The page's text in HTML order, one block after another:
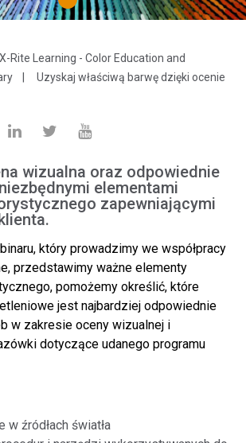
1
X-Rite Learning - Color Education and
Uzyskaj właściwą barwę dzięki ocenie
wizualna oraz odpowiednie
elementami
zapewniającymi
który prowadzimy we współpracy
przedstawimy ważne elementy
pomożemy określić, które
jest najbardziej odpowiednie
w zakresie oceny wizualnej i
dotyczące udanego programu
źródłach światła